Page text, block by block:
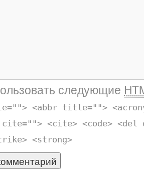
следующие
<abbr title="">
cite=""> <cite> <code> <del
<strong>